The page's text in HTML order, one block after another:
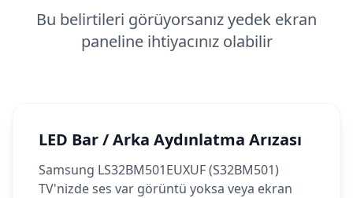
Bu belirtileri görüyorsanız yedek ekran
paneline ihtiyacınız olabilir
LED Bar / Arka Aydınlatma Arızası
Samsung LS32BM501EUXUF (S32BM501)
TV'nizde ses var görüntü yoksa veya ekran